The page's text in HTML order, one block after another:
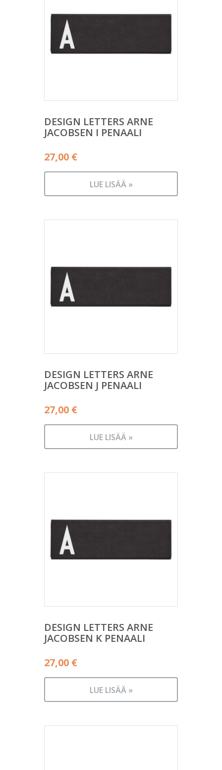
DESIGN LETTERS ARNE
JACOBSEN I PENAALI
27,00 €
LUE LISÄÄ »
DESIGN LETTERS ARNE
JACOBSEN J PENAALI
27,00 €
LUE LISÄÄ »
DESIGN LETTERS ARNE
JACOBSEN K PENAALI
27,00 €
LUE LISÄÄ »